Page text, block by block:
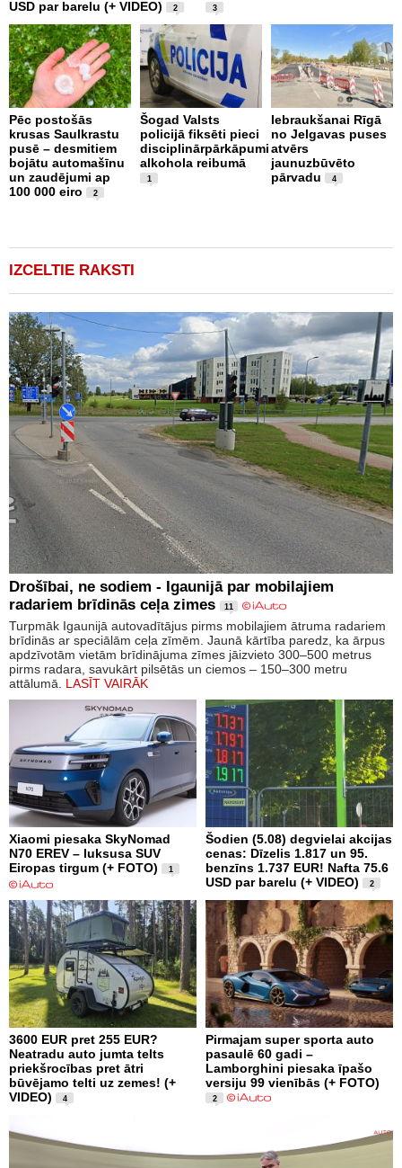
USD par barelu (+ VIDEO) 2 3
Pēc postošās
krusas Saulkrastu
pusē – desmitiem
bojātu automašīnu
un zaudējumi ap
100 000 eiro
2
Šogad Valsts
policijā fiksēti pieci
disciplinārpārkāpumi
alkohola reibumā
1
Iebraukšanai Rīgā
no Jelgavas puses
atvērs
jaunuzbūvēto
pārvadu
4
IZCELTIE RAKSTI
Drošībai, ne sodiem - Igaunijā par mobilajiem
radariem brīdinās ceļa zimes
11
Turpmāk Igaunijā autovadītājus pirms mobilajiem ātruma radariem
brīdinās ar speciālām ceļa zīmēm. Jaunā kārtība paredz, ka ārpus
apdzīvotām vietām brīdinājuma zīmes jāizvieto 300–500 metrus
pirms radara, savukārt pilsētās un ciemos – 150–300 metru
attālumā. LASĪT VAIRĀK
Xiaomi piesaka SkyNomad
N70 EREV – luksusa SUV
Eiropas tirgum (+ FOTO)
1
Šodien (5.08) degvielai akcijas
cenas: Dīzelis 1.817 un 95.
benzīns 1.737 EUR! Nafta 75.6
USD par barelu (+ VIDEO)
2
3600 EUR pret 255 EUR?
Neatradu auto jumta telts
priekšrocības pret ātri
būvējamo telti uz zemes! (+
VIDEO)
4
Pirmajam super sporta auto
pasaulē 60 gadi –
Lamborghini piesaka īpašo
versiju 99 vienībās (+ FOTO)
2